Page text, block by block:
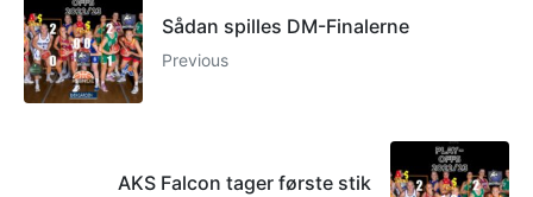
Sådan spilles DM-Finalerne
Previous
AKS Falcon tager første stik